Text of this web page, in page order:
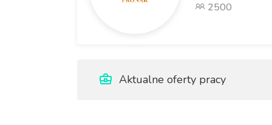
2500
Aktualne oferty pracy